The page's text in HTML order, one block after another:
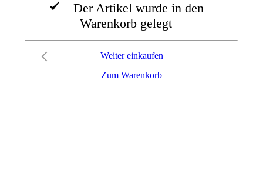
Der Artikel wurde in den
Warenkorb gelegt
Zum Warenkorb
Weiter einkaufen